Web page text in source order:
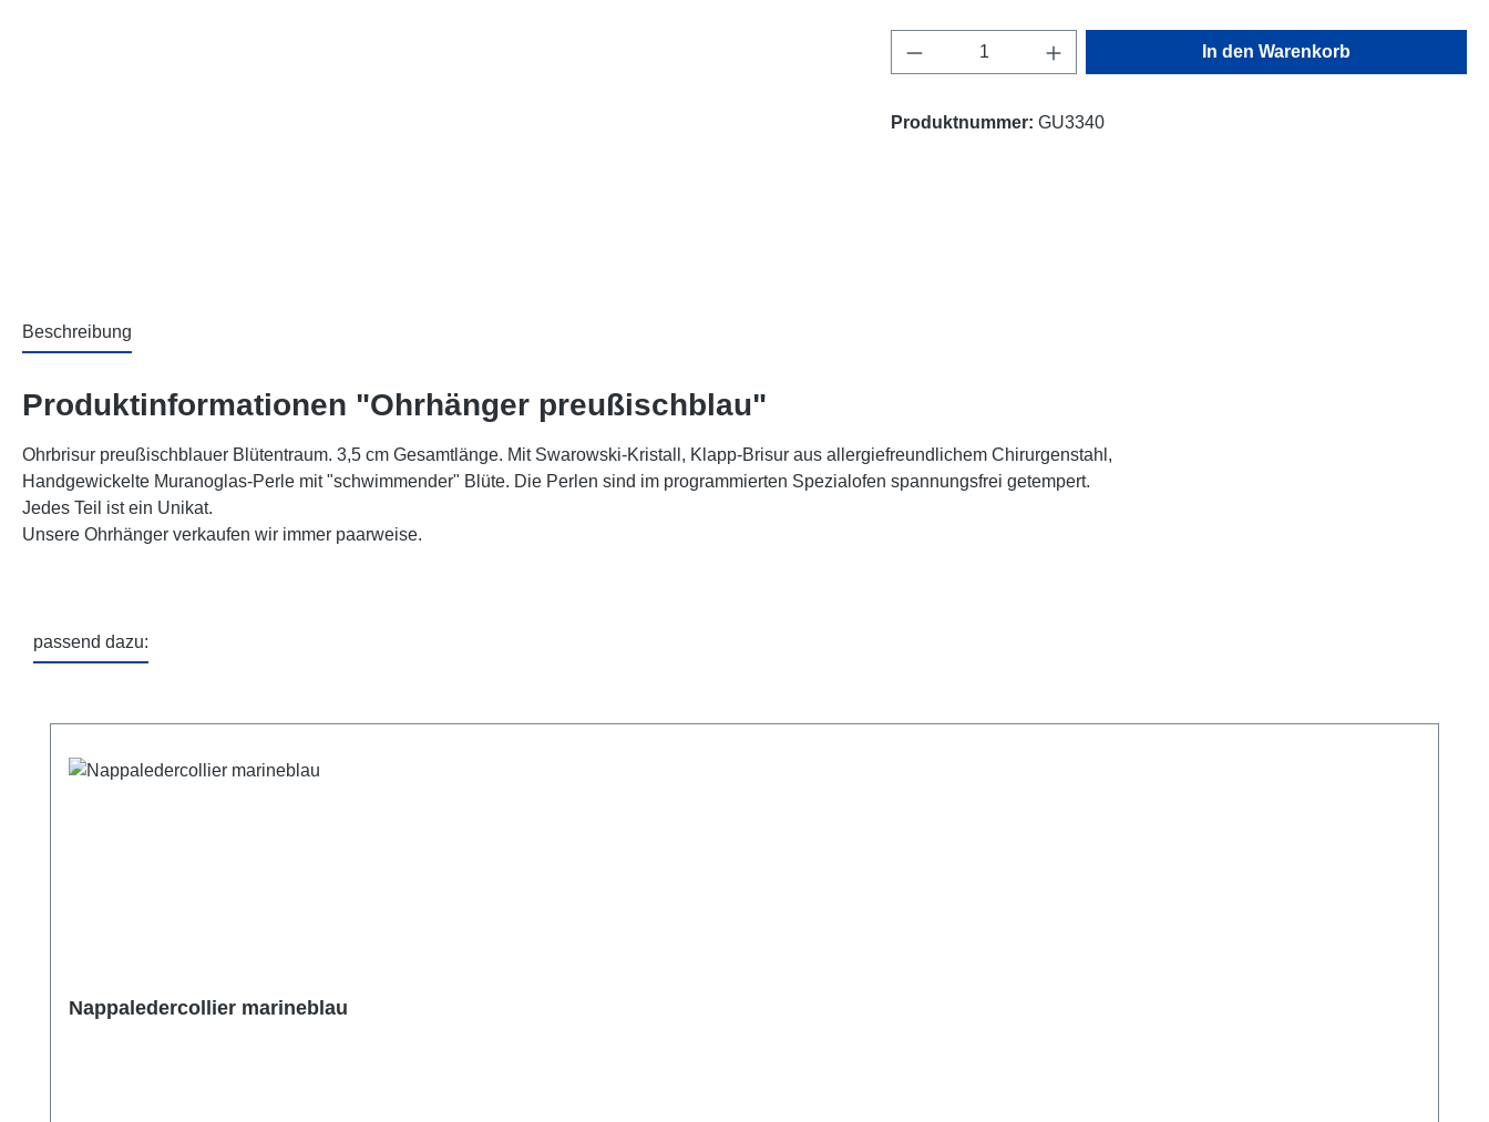
Produkt Anzahl: Gib den gewünschten Wert ein
In den Warenkorb
Produktnummer: GU3340
Beschreibung
Produktinformationen "Ohrhänger preußischblau"
Ohrbrisur preußischblauer Blütentraum. 3,5 cm Gesamtlänge. Mit Swarowski-Kristall, Klapp-Brisur aus allergiefreundlichem Chirurgenstahl,
Handgewickelte Muranoglas-Perle mit "schwimmender" Blüte. Die Perlen sind im programmierten Spezialofen spannungsfrei getempert.
Jedes Teil ist ein Unikat.
Unsere Ohrhänger verkaufen wir immer paarweise.
passend dazu:
Nappaledercollier marineblau